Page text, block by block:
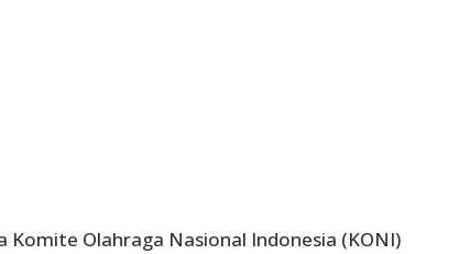
Komite Olahraga Nasional Indonesia (KONI)